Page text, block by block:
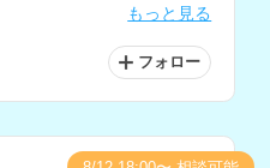
もっと見る
フォロー